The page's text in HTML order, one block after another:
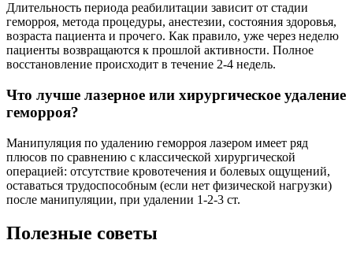
Длительность периода реабилитации зависит от стадии
геморроя, метода процедуры, анестезии, состояния здоровья,
возраста пациента и прочего. Как правило, уже через неделю
пациенты возвращаются к прошлой активности. Полное
восстановление происходит в течение 2-4 недель.
Что лучше лазерное или хирургическое удаление
геморроя?
Манипуляция по удалению геморроя лазером имеет ряд
плюсов по сравнению с классической хирургической
операцией: отсутствие кровотечения и болевых ощущений,
оставаться трудоспособным (если нет физической нагрузки)
после манипуляции, при удалении 1-2-3 ст.
Полезные советы